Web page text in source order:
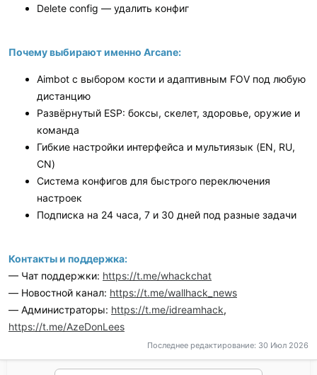
Delete config — удалить конфиг
Почему выбирают именно Arcane:
Aimbot с выбором кости и адаптивным FOV под любую
дистанцию
Развёрнутый ESP: боксы, скелет, здоровье, оружие и
команда
Гибкие настройки интерфейса и мультиязык (EN, RU,
CN)
Система конфигов для быстрого переключения
настроек
Подписка на 24 часа, 7 и 30 дней под разные задачи
Контакты и поддержка:
— Чат поддержки: https://t.me/whackchat
— Новостной канал: https://t.me/wallhack_news
— Администраторы: https://t.me/idreamhack,
https://t.me/AzeDonLees
Последнее редактирование: 30 Июл 2026